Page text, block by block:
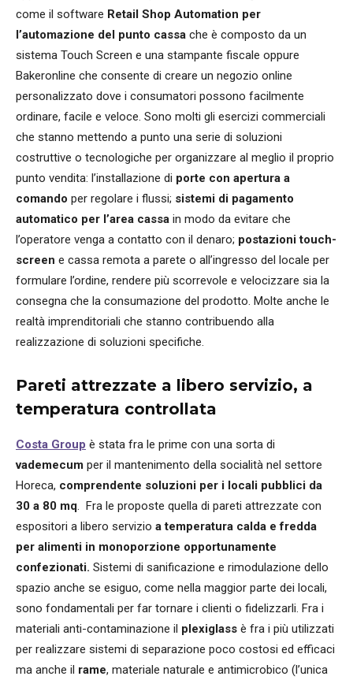
come il software Retail Shop Automation per
l’automazione del punto cassa che è composto da un
sistema Touch Screen e una stampante fiscale oppure
Bakeronline che consente di creare un negozio online
personalizzato dove i consumatori possono facilmente
ordinare, facile e veloce. Sono molti gli esercizi commerciali
che stanno mettendo a punto una serie di soluzioni
costruttive o tecnologiche per organizzare al meglio il proprio
punto vendita: l’installazione di porte con apertura a
comando per regolare i flussi; sistemi di pagamento
automatico per l’area cassa in modo da evitare che
l’operatore venga a contatto con il denaro; postazioni touch-
screen e cassa remota a parete o all’ingresso del locale per
formulare l’ordine, rendere più scorrevole e velocizzare sia la
consegna che la consumazione del prodotto. Molte anche le
realtà imprenditoriali che stanno contribuendo alla
realizzazione di soluzioni specifiche.
Pareti attrezzate a libero servizio, a
temperatura controllata
Costa Group è stata fra le prime con una sorta di
vademecum per il mantenimento della socialità nel settore
Horeca, comprendente soluzioni per i locali pubblici da
30 a 80 mq. Fra le proposte quella di pareti attrezzate con
espositori a libero servizio a temperatura calda e fredda
per alimenti in monoporzione opportunamente
confezionati. Sistemi di sanificazione e rimodulazione dello
spazio anche se esiguo, come nella maggior parte dei locali,
sono fondamentali per far tornare i clienti o fidelizzarli. Fra i
materiali anti-contaminazione il plexiglass è fra i più utilizzati
per realizzare sistemi di separazione poco costosi ed efficaci
ma anche il rame, materiale naturale e antimicrobico (l’unica